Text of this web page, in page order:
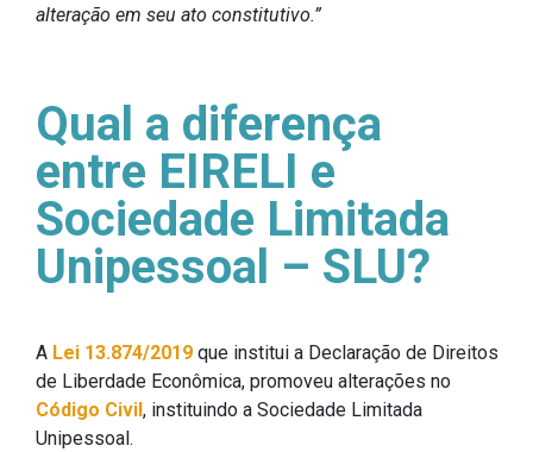
alteração em seu ato constitutivo.”
Qual a diferença
entre EIRELI e
Sociedade Limitada
Unipessoal – SLU?
A Lei 13.874/2019 que institui a Declaração de Direitos
de Liberdade Econômica, promoveu alterações no
Código Civil, instituindo a Sociedade Limitada
Unipessoal.